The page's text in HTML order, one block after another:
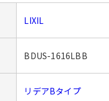
LIXIL
BDUS-1616LBB
リデアBタイプ